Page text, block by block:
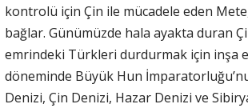
kontrolü için Çin ile mücadele eden
bağlar. Günümüzde hala ayakta duran
emrindeki Türkleri durdurmak için inşa
döneminde Büyük Hun
Denizi, Çin Denizi, Hazar Denizi ve